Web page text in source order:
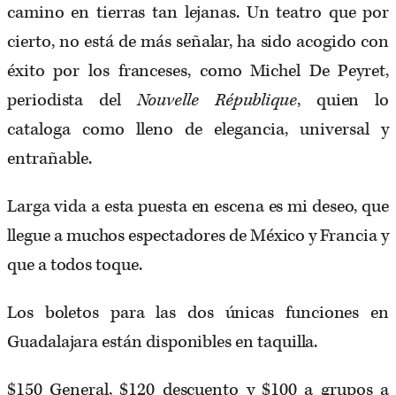
camino en tierras tan lejanas. Un teatro que por
cierto, no está de más señalar, ha sido acogido con
éxito por los franceses, como Michel De Peyret,
periodista delNouvelle République, quien lo
cataloga como lleno de elegancia, universal y
entrañable.
Larga vida a esta puesta en escena es mi deseo, que
llegue a muchos espectadores de México y Francia y
que a todos toque.
Los boletos para las dos únicas funciones en
Guadalajara están disponibles en taquilla.
$150 General, $120 descuento y $100 a grupos a